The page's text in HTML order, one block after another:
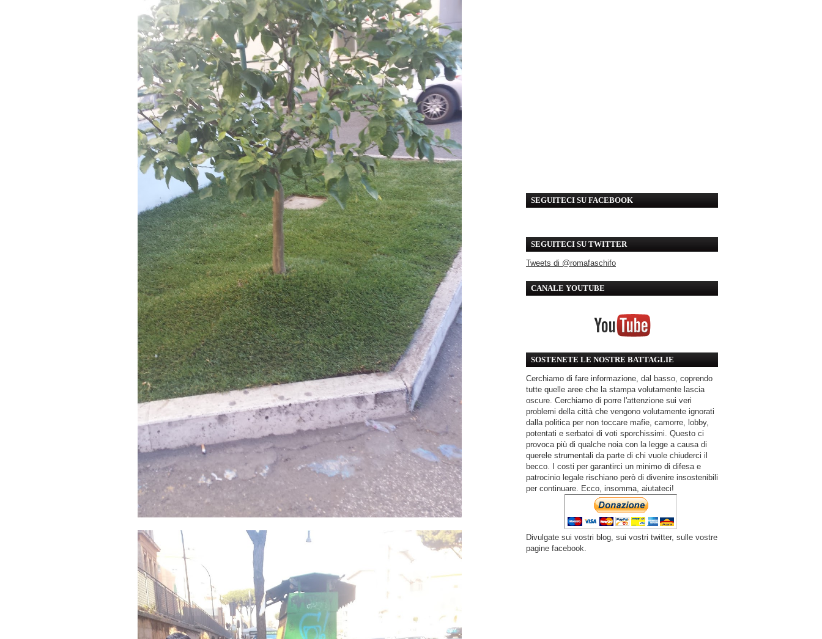
SEGUITECI SU FACEBOOK
SEGUITECI SU TWITTER
Tweets di @romafaschifo
CANALE YOUTUBE
SOSTENETE LE NOSTRE BATTAGLIE
Cerchiamo di fare informazione, dal basso, coprendo
tutte quelle aree che la stampa volutamente lascia
oscure. Cerchiamo di porre l'attenzione sui veri
problemi della città che vengono volutamente ignorati
dalla politica per non toccare mafie, camorre, lobby,
potentati e serbatoi di voti sporchissimi. Questo ci
provoca più di qualche noia con la legge a causa di
querele strumentali da parte di chi vuole chiuderci il
becco. I costi per garantirci un minimo di difesa e
patrocinio legale rischiano però di divenire insostenibili
per continuare. Ecco, insomma, aiutateci!
Divulgate sui vostri blog, sui vostri twitter, sulle vostre
pagine facebook.